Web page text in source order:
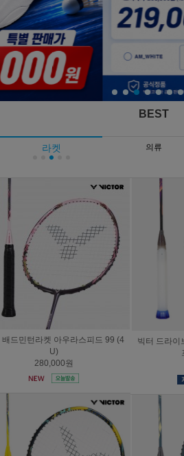
BEST
라켓 의류
빅터 드라이브 X 12 배드민턴라켓 (4U/
프리코어핸들)
279,000원
빅터